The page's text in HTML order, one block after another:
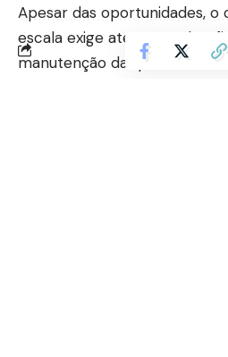
Apesar das oportunidades,
escala exige atenção a
manutenção da qualidade